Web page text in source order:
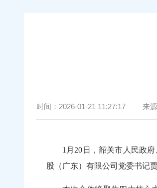
时间： 2026-01-21 11:27:17 来源
1月20 日，韶关市人民政
股（广东）有限公司党委书记